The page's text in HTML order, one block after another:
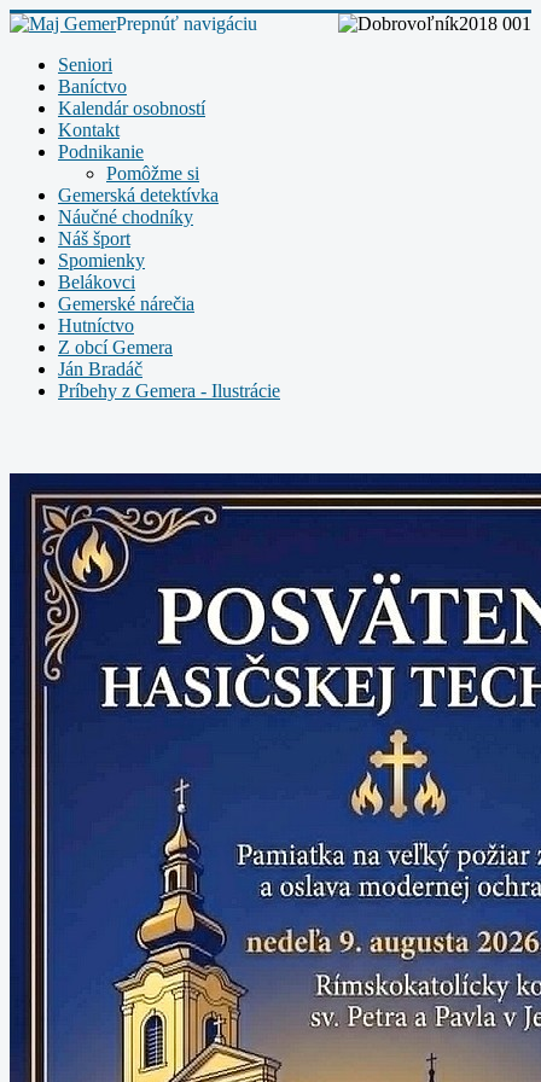
Prepnúť navigáciu
Seniori
Baníctvo
Kalendár osobností
Kontakt
Podnikanie
Pomôžme si
Gemerská detektívka
Náučné chodníky
Náš šport
Spomienky
Belákovci
Gemerské nárečia
Hutníctvo
Z obcí Gemera
Ján Bradáč
Príbehy z Gemera - Ilustrácie